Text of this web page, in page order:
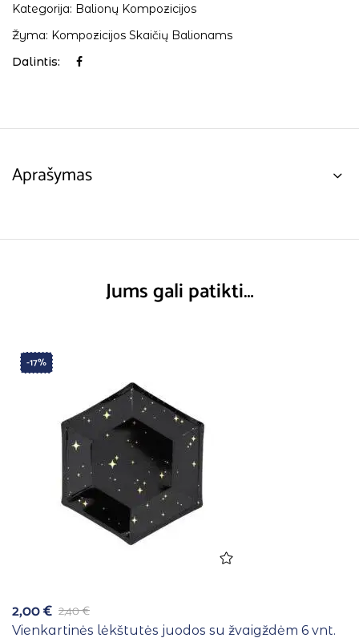
Kategorija: Balionų Kompozicijos
Žyma: Kompozicijos Skaičių Balionams
Dalintis:
Aprašymas
Jums gali patikti…
-17%
2,40€
2,00€
Vienkartinės lėkštutės juodos su žvaigždėm 6 vnt.